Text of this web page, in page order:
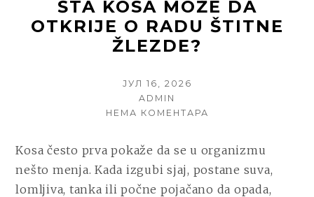
ŠTA KOSA MOŽE DA
OTKRIJE O RADU ŠTITNE
ŽLEZDE?
POSTED
ЈУЛ 16, 2026
AUTHOR
ADMIN
НЕМА КОМЕНТАРА
MOŽE
DA
OTKRIJE
Kosa često prva pokaže da se u organizmu
nešto menja. Kada izgubi sjaj, postane suva,
lomljiva, tanka ili počne pojačano da opada,